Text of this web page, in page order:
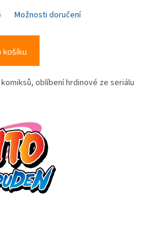
Možnosti doručení
košíku
oblíbení hrdinové ze seriálu